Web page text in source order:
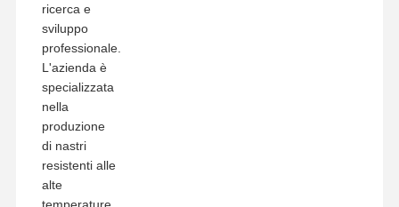
ricerca e
sviluppo
professionale.
L'azienda è
specializzata
nella
produzione
di nastri
resistenti alle
alte
temperature,